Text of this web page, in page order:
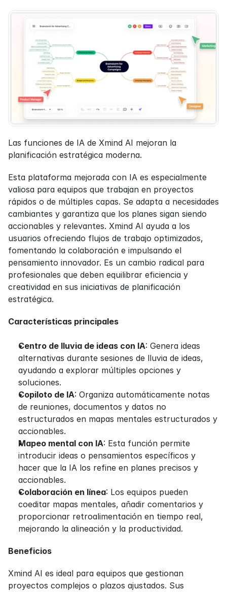
Las funciones de IA de Xmind AI mejoran la
planificación estratégica moderna.
Esta plataforma mejorada con IA es especialmente
valiosa para equipos que trabajan en proyectos
rápidos o de múltiples capas. Se adapta a necesidades
cambiantes y garantiza que los planes sigan siendo
accionables y relevantes. Xmind AI ayuda a los
usuarios ofreciendo flujos de trabajo optimizados,
fomentando la colaboración e impulsando el
pensamiento innovador. Es un cambio radical para
profesionales que deben equilibrar eficiencia y
creatividad en sus iniciativas de planificación
estratégica.
Características principales
Centro de lluvia de ideas con IA: Genera ideas
alternativas durante sesiones de lluvia de ideas,
ayudando a explorar múltiples opciones y
soluciones.
Copiloto de IA: Organiza automáticamente notas
de reuniones, documentos y datos no
estructurados en mapas mentales estructurados y
accionables.
Mapeo mental con IA: Esta función permite
introducir ideas o pensamientos específicos y
hacer que la IA los refine en planes precisos y
accionables.
Colaboración en línea: Los equipos pueden
coeditar mapas mentales, añadir comentarios y
proporcionar retroalimentación en tiempo real,
mejorando la alineación y la productividad.
Beneficios
Xmind AI es ideal para equipos que gestionan
proyectos complejos o plazos ajustados. Sus